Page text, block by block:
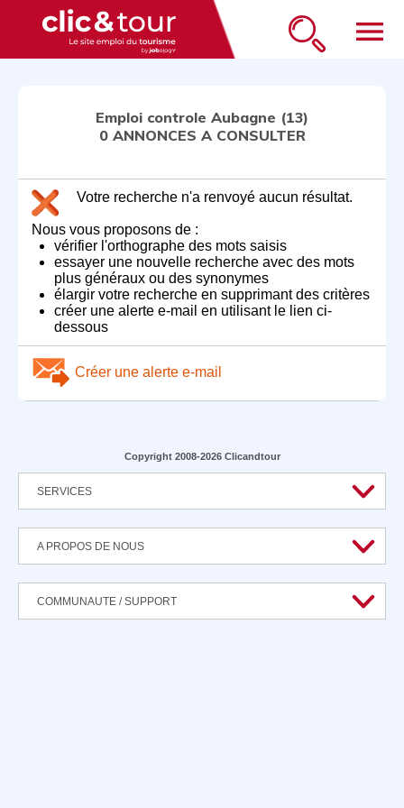
menu
Emploi controle Aubagne (13)
0 ANNONCES A CONSULTER
Votre recherche n'a renvoyé aucun résultat.
Nous vous proposons de :
vérifier l'orthographe des mots saisis
essayer une nouvelle recherche avec des mots
plus généraux ou des synonymes
élargir votre recherche en supprimant des critères
créer une alerte e-mail en utilisant le lien ci-
dessous
Créer une alerte e-mail
Copyright 2008-2026 Clicandtour
SERVICES
A PROPOS DE NOUS
COMMUNAUTE / SUPPORT